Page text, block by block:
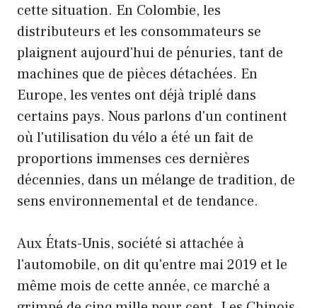
cette situation. En Colombie, les
distributeurs et les consommateurs se
plaignent aujourd'hui de pénuries, tant de
machines que de pièces détachées. En
Europe, les ventes ont déjà triplé dans
certains pays. Nous parlons d'un continent
où l'utilisation du vélo a été un fait de
proportions immenses ces dernières
décennies, dans un mélange de tradition, de
sens environnemental et de tendance.
Aux États-Unis, société si attachée à
l'automobile, on dit qu'entre mai 2019 et le
même mois de cette année, ce marché a